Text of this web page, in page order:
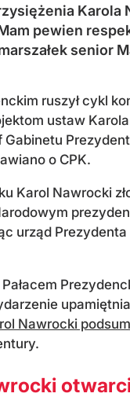
Karola
pewien
senior
ruszył cykl
ustaw
Gabinetu
o CPK.
Karol Nawrocki
urząd
Nawrocki